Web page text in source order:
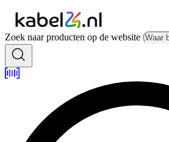
Zoek naar producten op de website